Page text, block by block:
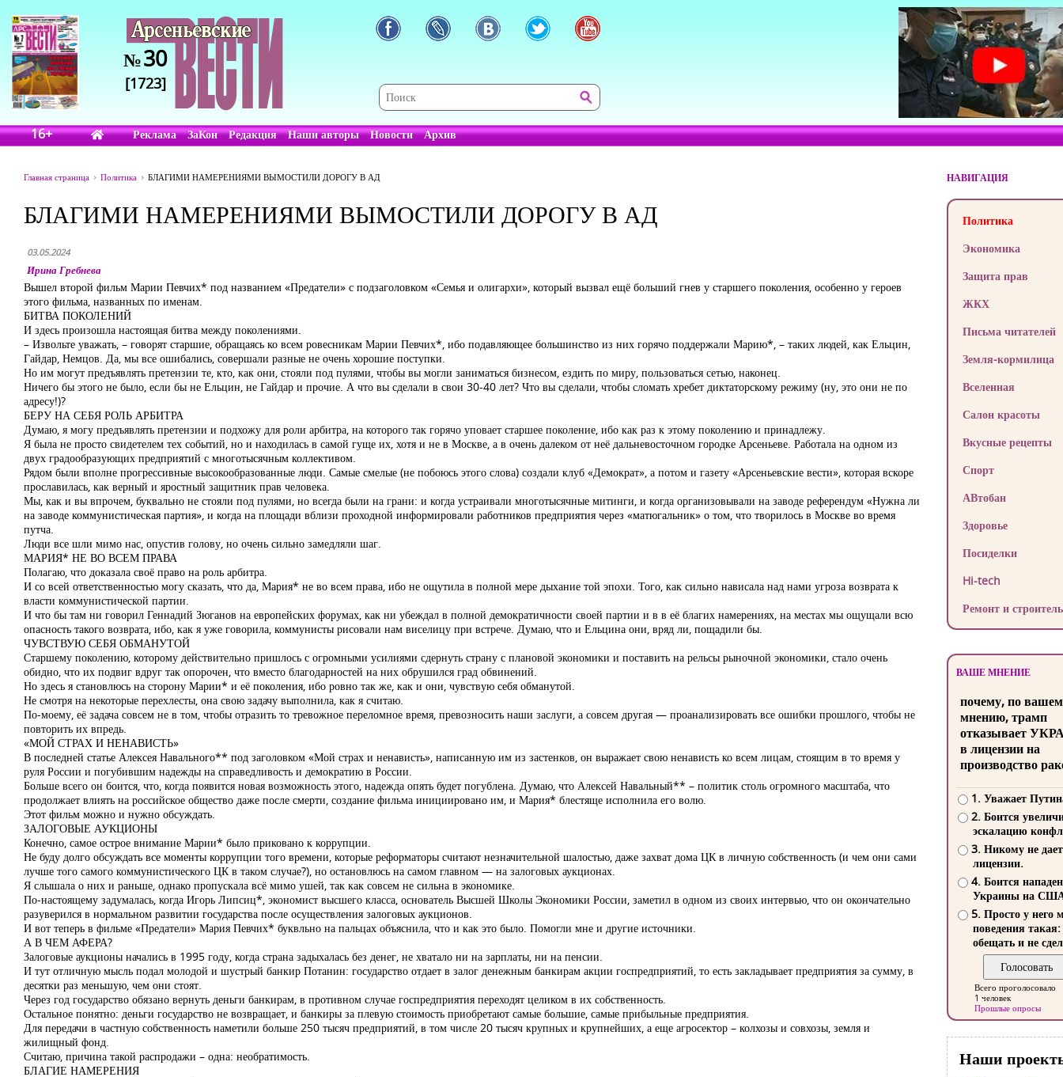
№30
[1723]
16+ Реклама ЗаКон Редакция Наши авторы Новости Архив
Главная страница Политика БЛАГИМИ НАМЕРЕНИЯМИ ВЫМОСТИЛИ ДОРОГУ В АД
БЛАГИМИ НАМЕРЕНИЯМИ ВЫМОСТИЛИ ДОРОГУ В АД
03.05.2024
Ирина Гребнева
Вышел второй фильм Марии Певчих* под названием «Предатели» с подзаголовком «Семья и олигархи», который вызвал ещё больший гнев у старшего поколения, особенно у героев
этого фильма, названных по именам.
БИТВА ПОКОЛЕНИЙ
И здесь произошла настоящая битва между поколениями.
– Извольте уважать, – говорят старшие, обращаясь ко всем ровесникам Марии Певчих*, ибо подавляющее большинство из них горячо поддержали Марию*, – таких людей, как Ельцин,
Гайдар, Немцов. Да, мы все ошибались, совершали разные не очень хорошие поступки.
Но им могут предъявлять претензии те, кто, как они, стояли под пулями, чтобы вы могли заниматься бизнесом, ездить по миру, пользоваться сетью, наконец.
Ничего бы этого не было, если бы не Ельцин, не Гайдар и прочие. А что вы сделали в свои 30-40 лет? Что вы сделали, чтобы сломать хребет диктаторскому режиму (ну, это они не по
адресу!)?
БЕРУ НА СЕБЯ РОЛЬ АРБИТРА
Думаю, я могу предъявлять претензии и подхожу для роли арбитра, на которого так горячо уповает старшее поколение, ибо как раз к этому поколению и принадлежу.
Я была не просто свидетелем тех событий, но и находилась в самой гуще их, хотя и не в Москве, а в очень далеком от неё дальневосточном городке Арсеньеве. Работала на одном из
двух градообразующих предприятий с многотысячным коллективом.
Рядом были вполне прогрессивные высокообразованные люди. Самые смелые (не побоюсь этого слова) создали клуб «Демократ», а потом и газету «Арсеньевские вести», которая вскоре
прославилась, как верный и яростный защитник прав человека.
Мы, как и вы впрочем, буквально не стояли под пулями, но всегда были на грани: и когда устраивали многотысячные митинги, и когда организовывали на заводе референдум «Нужна ли
на заводе коммунистическая партия», и когда на площади вблизи проходной информировали работников предприятия через «матюгальник» о том, что творилось в Москве во время
путча.
Люди все шли мимо нас, опустив голову, но очень сильно замедляли шаг.
МАРИЯ* НЕ ВО ВСЕМ ПРАВА
Полагаю, что доказала своё право на роль арбитра.
И со всей ответственностью могу сказать, что да, Мария* не во всем права, ибо не ощутила в полной мере дыхание той эпохи. Того, как сильно нависала над нами угроза возврата к
власти коммунистической партии.
И что бы там ни говорил Геннадий Зюганов на европейских форумах, как ни убеждал в полной демократичности своей партии и в в её благих намерениях, на местах мы ощущали всю
опасность такого возврата, ибо, как я уже говорила, коммунисты рисовали нам виселицу при встрече. Думаю, что и Ельцина они, вряд ли, пощадили бы.
ЧУВСТВУЮ СЕБЯ ОБМАНУТОЙ
Старшему поколению, которому действительно пришлось с огромными усилиями сдернуть страну с плановой экономики и поставить на рельсы рыночной экономики, стало очень
обидно, что их подвиг вдруг так опорочен, что вместо благодарностей на них обрушился град обвинений.
Но здесь я становлюсь на сторону Марии* и её поколения, ибо ровно так же, как и они, чувствую себя обманутой.
Не смотря на некоторые перехлесты, она свою задачу выполнила, как я считаю.
По-моему, её задача совсем не в том, чтобы отразить то тревожное переломное время, превозносить наши заслуги, а совсем другая — проанализировать все ошибки прошлого, чтобы не
повторить их впредь.
«МОЙ СТРАХ И НЕНАВИСТЬ»
В последней статье Алексея Навального** под заголовком «Мой страх и ненависть», написанную им из застенков, он выражает свою ненависть ко всем лицам, стоящим в то время у
руля России и погубившим надежды на справедливость и демократию в России.
Больше всего он боится, что, когда появится новая возможность этого, надежда опять будет погублена. Думаю, что Алексей Навальный** – политик столь огромного масштаба, что
продолжает влиять на российское общество даже после смерти, создание фильма инициировано им, и Мария* блестяще исполнила его волю.
Этот фильм можно и нужно обсуждать.
ЗАЛОГОВЫЕ АУКЦИОНЫ
Конечно, самое острое внимание Марии* было приковано к коррупции.
Не буду долго обсуждать все моменты коррупции того времени, которые реформаторы считают незначительной шалостью, даже захват дома ЦК в личную собственность (и чем они сами
лучше того самого коммунистического ЦК в таком случае?), но остановлюсь на самом главном — на залоговых аукционах.
Я слышала о них и раньше, однако пропускала всё мимо ушей, так как совсем не сильна в экономике.
По-настоящему задумалась, когда Игорь Липсиц*, экономист высшего класса, основатель Высшей Школы Экономики России, заметил в одном из своих интервью, что он окончательно
разуверился в нормальном развитии государства после осуществления залоговых аукционов.
И вот теперь в фильме «Предатели» Мария Певчих* буквльно на пальцах объяснила, что и как это было. Помогли мне и другие источники.
А В ЧЕМ АФЕРА?
Залоговые аукционы начались в 1995 году, когда страна задыхалась без денег, не хватало ни на зарплаты, ни на пенсии.
И тут отличную мысль подал молодой и шустрый банкир Потанин: государство отдает в залог денежным банкирам акции госпредприятий, то есть закладывает предприятия за сумму, в
десятки раз меньшую, чем они стоят.
Через год государство обязано вернуть деньги банкирам, в противном случае госпредприятия переходят целиком в их собственность.
Остальное понятно: деньги государство не возвращает, и банкиры за плевую стоимость приобретают самые большие, самые прибыльные предприятия.
Для передачи в частную собственность наметили больше 250 тысяч предприятий, в том числе 20 тысяч крупных и крупнейших, а еще агросектор – колхозы и совхозы, земля и
жилищный фонд.
Считаю, причина такой распродажи – одна: необратимость.
БЛАГИЕ НАМЕРЕНИЯ
НАВИГАЦИЯ
Политика
Экономика
Защита прав
ЖКХ
Письма читателей
Земля-кормилица
Вселенная
Салон красоты
Вкусные рецепты
Спорт
АВтобан
Здоровье
Посиделки
Hi-tech
Ремонт и
ВАШЕ МНЕНИЕ
почему, по
мнению, трамп
отказывает
в лицензии на
производство
1. Уважает
2. Боится
эскалацию
3. Никому не
лицензии.
4. Боится
Украины на
5. Просто у него
поведения такая:
обещать и не
Всего проголосовало
1 человек
Прошлые опросы
Наши